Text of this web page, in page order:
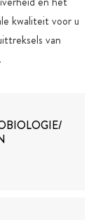
kwaliteit voor u
van